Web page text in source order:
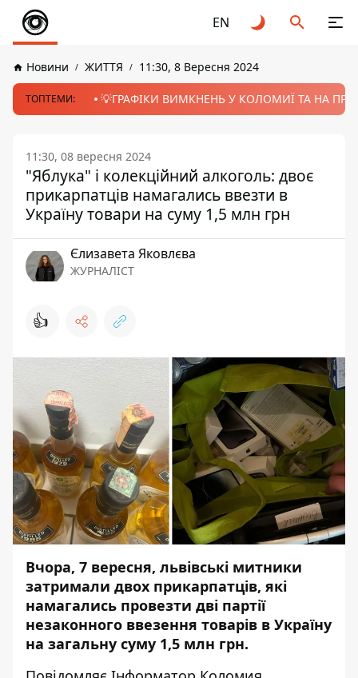
EN
Новини ЖИТТЯ 11:30, 8 Вересня 2024
ТОПТЕМИ: 💡ГРАФІКИ ВИМКНЕНЬ У КОЛОМИЇ ТА НА
11:30, 08 вересня 2024
"Яблука" і колекційний алкоголь: двоє
прикарпатців намагались ввезти в
Україну товари на суму 1,5 млн грн
Єлизавета Яковлєва
ЖУРНАЛІСТ
👍
Вчора, 7 вересня, львівські митники
затримали двох прикарпатців, які
намагались провезти дві партії
незаконного ввезення товарів в Україну
на загальну суму 1,5 млн грн.